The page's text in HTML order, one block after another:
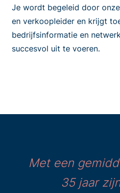
Je wordt begeleid door
en verkoopleider en krijgt
bedrijfsinformatie en
succesvol uit te voeren.
Met een
35 jaar